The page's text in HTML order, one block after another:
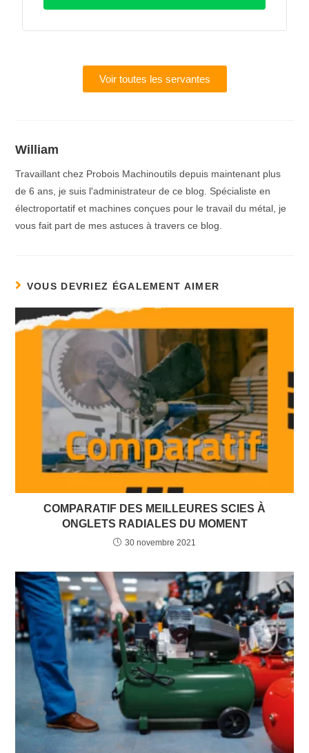
Voir toutes les servantes
William
Travaillant chez Probois Machinoutils depuis maintenant plus
de 6 ans, je suis l'administrateur de ce blog. Spécialiste en
électroportatif et machines conçues pour le travail du métal, je
vous fait part de mes astuces à travers ce blog.
VOUS DEVRIEZ ÉGALEMENT AIMER
COMPARATIF DES MEILLEURES SCIES À
ONGLETS RADIALES DU MOMENT
30 novembre 2021